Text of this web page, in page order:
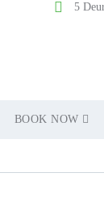
5
BOOK NOW